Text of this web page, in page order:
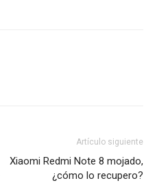
Artículo siguiente
Xiaomi Redmi Note 8 mojado,
¿cómo lo recupero?